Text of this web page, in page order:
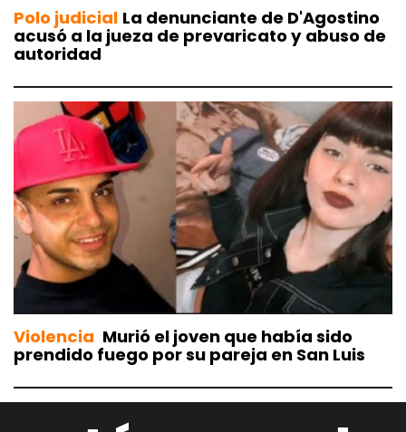
Polo judicial La denunciante de D'Agostino
acusó a la jueza de prevaricato y abuso de
autoridad
Violencia Murió el joven que había sido
prendido fuego por su pareja en San Luis